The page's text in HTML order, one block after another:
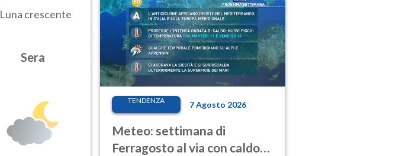
Luna crescente
Sera
TENDENZA 7 Agosto 2026
Meteo: settimana di
Ferragosto al via con caldo